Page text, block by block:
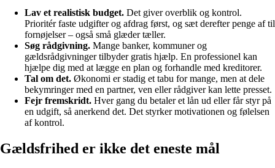
Lav et realistisk budget. Det giver overblik og kontrol.
Prioritér faste udgifter og afdrag først, og sæt derefter penge af til
fornøjelser – også små glæder tæller.
Søg rådgivning. Mange banker, kommuner og
gældsrådgivninger tilbyder gratis hjælp. En professionel kan
hjælpe dig med at lægge en plan og forhandle med kreditorer.
Tal om det. Økonomi er stadig et tabu for mange, men at dele
bekymringer med en partner, ven eller rådgiver kan lette presset.
Fejr fremskridt. Hver gang du betaler et lån ud eller får styr på
en udgift, så anerkend det. Det styrker motivationen og følelsen
af kontrol.
Gældsfrihed er ikke det eneste mål